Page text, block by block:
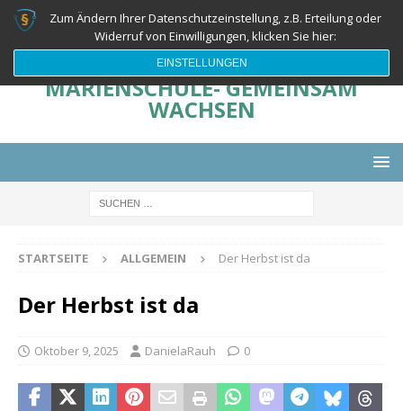
MARIENSCHULE- GEMEINSAM
WACHSEN
STARTSEITE ALLGEMEIN Der Herbst ist da
Der Herbst ist da
Oktober 9, 2025 DanielaRauh 0
Zum Ändern Ihrer Datenschutzeinstellung, z.B. Erteilung oder
Widerruf von Einwilligungen, klicken Sie hier:
EINSTELLUNGEN